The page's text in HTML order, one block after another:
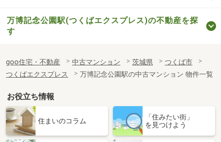
万博記念公園駅(つくばエクスプレス)の不動産を探
す
goo住宅・不動産 中古マンション 茨城県
つくば市
つくばエクスプレス
万博記念公園駅の中古マンション 物件一覧
お役立ち情報
住まいのコラム
「住みたい街」
を見つけよう